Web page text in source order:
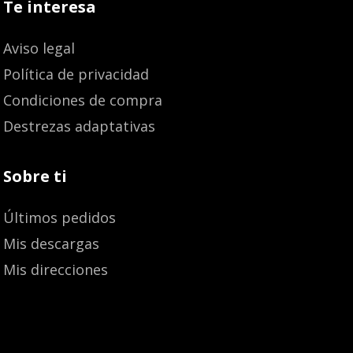
Te interesa
Aviso legal
Política de privacidad
Condiciones de compra
Destrezas adaptativas
Sobre ti
Últimos pedidos
Mis descargas
Mis direcciones